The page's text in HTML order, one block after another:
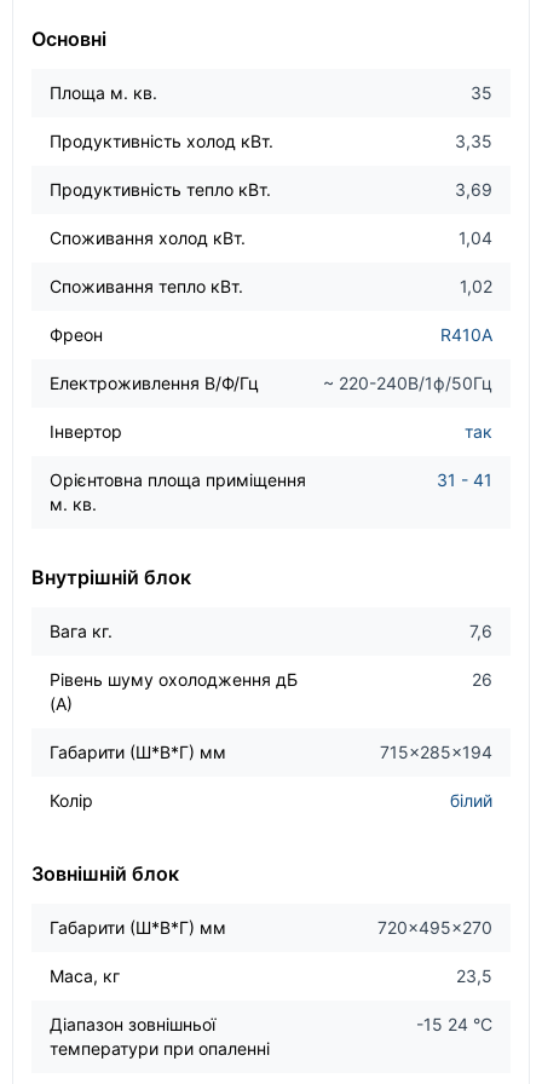
Основні
Площа м. кв. 35
Продуктивність холод кВт. 3,35
Продуктивність тепло кВт. 3,69
Споживання холод кВт. 1,04
Споживання тепло кВт. 1,02
Фреон R410A
Електроживлення В/Ф/Гц ~ 220-240В/1ф/50Гц
Інвертор так
Орієнтовна площа приміщення
м. кв.
31 - 41
Внутрішній блок
Вага кг. 7,6
Рівень шуму охолодження дБ
(А)
26
Габарити (Ш*В*Г) мм 715×285×194
Колір білий
Зовнішній блок
Габарити (Ш*В*Г) мм 720×495×270
Маса, кг 23,5
Діапазон зовнішньої
температури при опаленні
-15 24 °С